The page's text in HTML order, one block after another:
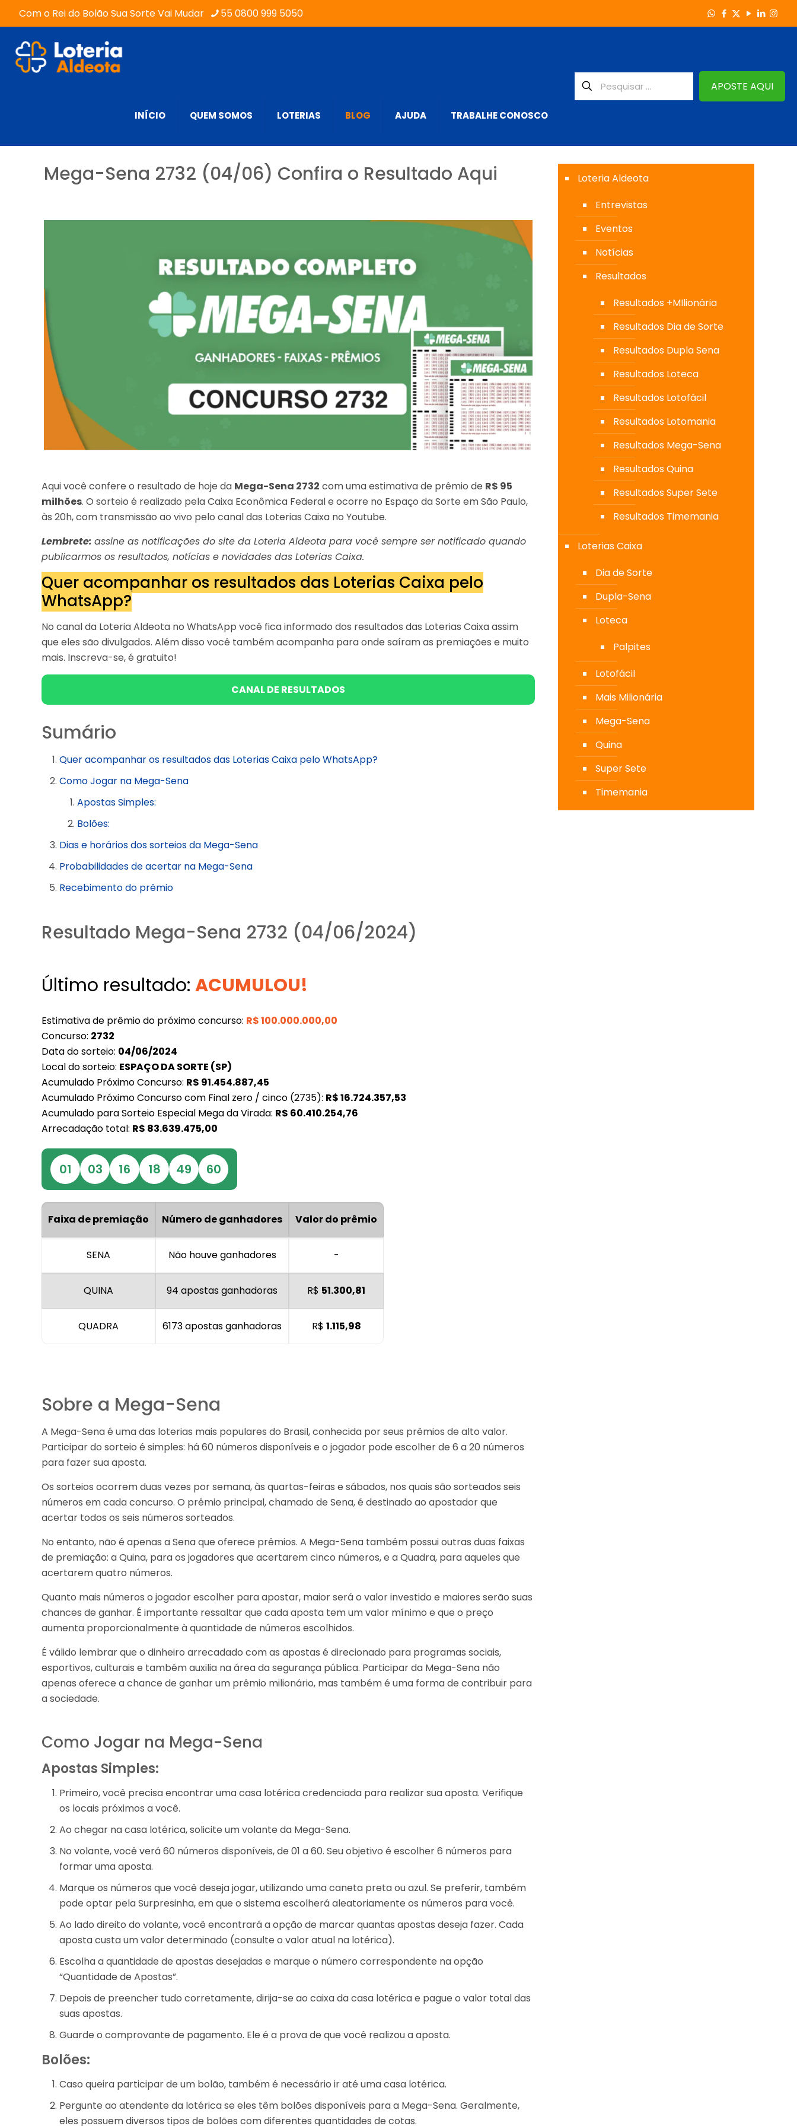
Com o Rei do Bolão Sua Sorte Vai Mudar 55 0800 999 5050
INÍCIO QUEM SOMOS LOTERIAS BLOG AJUDA TRABALHE CONOSCO
APOSTE AQUI
Mega-Sena 2732 (04/06) Confira o Resultado Aqui
Aqui você confere o resultado de hoje da Mega-Sena 2732 com uma estimativa de prêmio de R$ 95
milhões. O sorteio é realizado pela Caixa Econômica Federal e ocorre no Espaço da Sorte em São Paulo,
às 20h, com transmissão ao vivo pelo canal das Loterias Caixa no Youtube.
Lembrete:assine as notificações do site da Loteria Aldeota para você sempre ser notificado quando
publicarmos os resultados, notícias e novidades das Loterias Caixa.
Quer acompanhar os resultados das Loterias Caixa pelo
WhatsApp?
No canal da Loteria Aldeota no WhatsApp você fica informado dos resultados das Loterias Caixa assim
que eles são divulgados. Além disso você também acompanha para onde saíram as premiações e muito
mais. Inscreva-se, é gratuito!
CANAL DE RESULTADOS
Sumário
Quer acompanhar os resultados das Loterias Caixa pelo WhatsApp?
Como Jogar na Mega-Sena
Apostas Simples:
Bolões:
Dias e horários dos sorteios da Mega-Sena
Probabilidades de acertar na Mega-Sena
Recebimento do prêmio
Resultado Mega-Sena 2732 (04/06/2024)
Último resultado:ACUMULOU!
Estimativa de prêmio do próximo concurso: R$100.000.000,00
Concurso: 2732
Data do sorteio: 04/06/2024
Local do sorteio: ESPAÇO DA SORTE (SP)
Acumulado Próximo Concurso: R$ 91.454.887,45
Acumulado Próximo Concurso com Final zero / cinco (2735): R$16.724.357,53
Acumulado para Sorteio Especial Mega da Virada: R$ 60.410.254,76
Arrecadação total: R$ 83.639.475,00
01 03 16 18 49 60
Faixa de premiação Número de ganhadores Valor do prêmio
SENA Não houve ganhadores -
QUINA 94 apostas ganhadoras R$ 51.300,81
QUADRA 6173 apostas ganhadoras R$ 1.115,98
Sobre a Mega-Sena
A Mega-Sena é uma das loterias mais populares do Brasil, conhecida por seus prêmios de alto valor.
Participar do sorteio é simples: há 60 números disponíveis e o jogador pode escolher de 6 a 20 números
para fazer sua aposta.
Os sorteios ocorrem duas vezes por semana, às quartas-feiras e sábados, nos quais são sorteados seis
números em cada concurso. O prêmio principal, chamado de Sena, é destinado ao apostador que
acertar todos os seis números sorteados.
No entanto, não é apenas a Sena que oferece prêmios. A Mega-Sena também possui outras duas faixas
de premiação: a Quina, para os jogadores que acertarem cinco números, e a Quadra, para aqueles que
acertarem quatro números.
Quanto mais números o jogador escolher para apostar, maior será o valor investido e maiores serão suas
chances de ganhar. É importante ressaltar que cada aposta tem um valor mínimo e que o preço
aumenta proporcionalmente à quantidade de números escolhidos.
É válido lembrar que o dinheiro arrecadado com as apostas é direcionado para programas sociais,
esportivos, culturais e também auxilia na área da segurança pública. Participar da Mega-Sena não
apenas oferece a chance de ganhar um prêmio milionário, mas também é uma forma de contribuir para
a sociedade.
Como Jogar na Mega-Sena
Apostas Simples:
Primeiro, você precisa encontrar uma casa lotérica credenciada para realizar sua aposta. Verifique
os locais próximos a você.
Ao chegar na casa lotérica, solicite um volante da Mega-Sena.
No volante, você verá 60 números disponíveis, de 01 a 60. Seu objetivo é escolher 6 números para
formar uma aposta.
Marque os números que você deseja jogar, utilizando uma caneta preta ou azul. Se preferir, também
pode optar pela Surpresinha, em que o sistema escolherá aleatoriamente os números para você.
Ao lado direito do volante, você encontrará a opção de marcar quantas apostas deseja fazer. Cada
aposta custa um valor determinado (consulte o valor atual na lotérica).
Escolha a quantidade de apostas desejadas e marque o número correspondente na opção
“Quantidade de Apostas”.
Depois de preencher tudo corretamente, dirija-se ao caixa da casa lotérica e pague o valor total das
suas apostas.
Guarde o comprovante de pagamento. Ele é a prova de que você realizou a aposta.
Bolões:
Caso queira participar de um bolão, também é necessário ir até uma casa lotérica.
Pergunte ao atendente da lotérica se eles têm bolões disponíveis para a Mega-Sena. Geralmente,
eles possuem diversos tipos de bolões com diferentes quantidades de cotas.
Loteria Aldeota
Entrevistas
Eventos
Notícias
Resultados
Resultados +MIlionária
Resultados Dia de Sorte
Resultados Dupla Sena
Resultados Loteca
Resultados Lotofácil
Resultados Lotomania
Resultados Mega-Sena
Resultados Quina
Resultados Super Sete
Resultados Timemania
Loterias Caixa
Dia de Sorte
Dupla-Sena
Loteca
Palpites
Lotofácil
Mais Milionária
Mega-Sena
Quina
Super Sete
Timemania